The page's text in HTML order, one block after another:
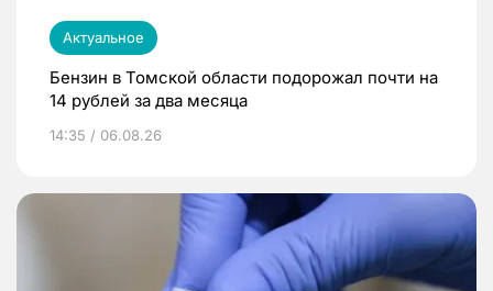
Актуальное
Бензин в Томской области подорожал почти на
14 рублей за два месяца
14:35 / 06.08.26